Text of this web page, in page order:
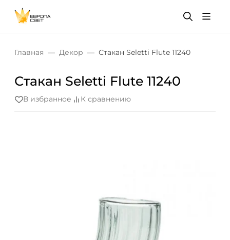
Главная Декор Стакан Seletti Flute 11240
Стакан Seletti Flute 11240
В избранное К сравнению